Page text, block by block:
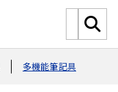
多機能筆記具